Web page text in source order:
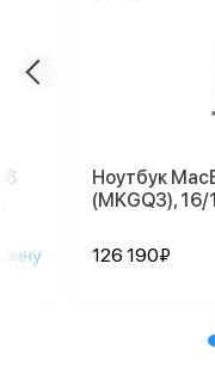
Ноутбук
(MKGQ3),
126 190₽